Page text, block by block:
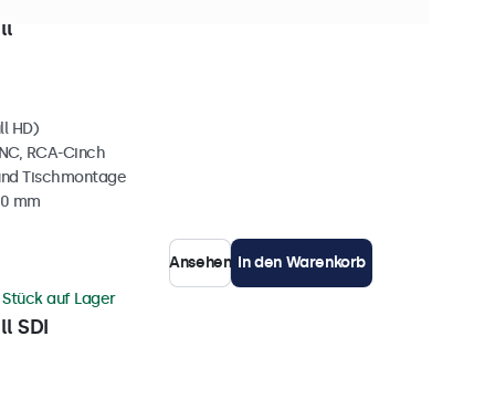
HD)
RCA-Cinch
Tischmontage
mm
Ansehen In den Warenkorb
SDI
auf Lager